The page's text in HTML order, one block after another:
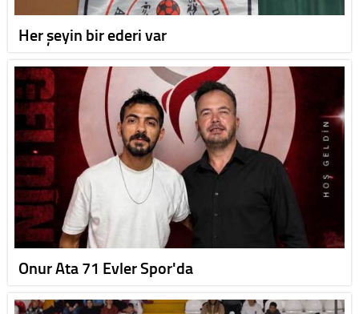
Her şeyin bir ederi var
Onur Ata 71 Evler Spor'da